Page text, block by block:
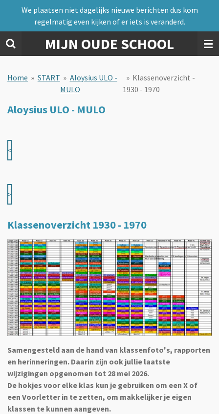
naar
de
hoofdinhoud
MIJN OUDE SCHOOL
We plaatsen niet dagelijks nieuwe berichten dus kom
regelmatig even kijken of er iets is veranderd.
Home » START » Aloysius ULO -
MULO
» Klassenoverzicht -
1930 - 1970
Aloysius ULO - MULO
<
>
Klassenoverzicht 1930 - 1970
Samengesteld aan de hand van klassenfoto's, rapporten
en herinneringen. Daarin zijn ook jullie laatste
wijzigingen opgenomen tot 28 mei 2026.
De hokjes voor elke klas kun je gebruiken om een X of
een Voorletter in te zetten, om makkelijker je eigen
klassen te kunnen aangeven.